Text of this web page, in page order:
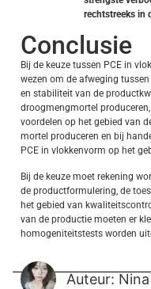
rechtstreeks in
Conclusie
Bij de keuze tussen PCE in
wezen om de afweging
en stabiliteit van de
droogmengmortel
voordelen op het gebied van
mortel produceren en bij
PCE in vlokkenvorm op het
Bij de keuze moet rekening
de productformulering, de
het gebied van
van de productie moeten er
homogeniteitstests worden
Auteur: Nina